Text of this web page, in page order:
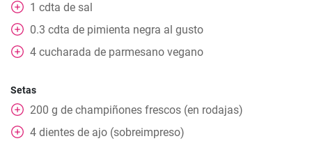
1 cdta de sal
0.3 cdta de pimienta negra al gusto
4 cucharada de parmesano vegano
Setas
200 g de champiñones frescos (en rodajas)
4 dientes de ajo (sobreimpreso)